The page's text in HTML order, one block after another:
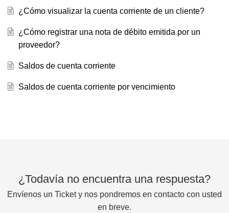
¿Cómo visualizar la cuenta corriente de un cliente?
¿Cómo registrar una nota de débito emitida por un
proveedor?
Saldos de cuenta corriente
Saldos de cuenta corriente por vencimiento
¿Todavía no encuentra una respuesta?
Envíenos un Ticket y nos pondremos en contacto con usted
en breve.